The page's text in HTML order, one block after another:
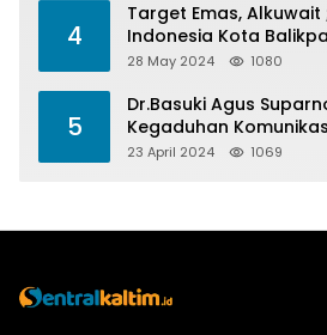
4
Target Emas,
Indonesia Kota
Barometer Prestasi Di
28 May 2024 1080
5
Dr.Basuki Agus
Kegaduhan
Pesta Politik 2024
23 April 2024 1069